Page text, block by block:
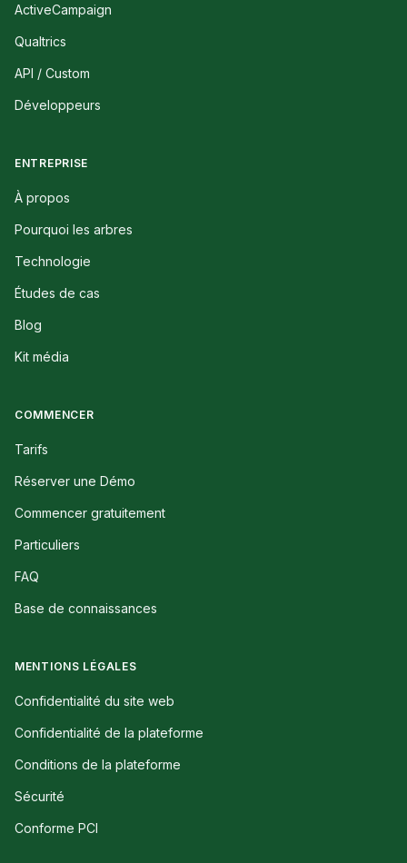
ActiveCampaign
Qualtrics
API / Custom
Développeurs
ENTREPRISE
À propos
Pourquoi les arbres
Technologie
Études de cas
Blog
Kit média
COMMENCER
Tarifs
Réserver une Démo
Commencer gratuitement
Particuliers
FAQ
Base de connaissances
MENTIONS LÉGALES
Confidentialité du site web
Confidentialité de la plateforme
Conditions de la plateforme
Sécurité
Conforme PCI